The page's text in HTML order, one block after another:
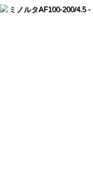
ミノルタAF100-200/4.5 -